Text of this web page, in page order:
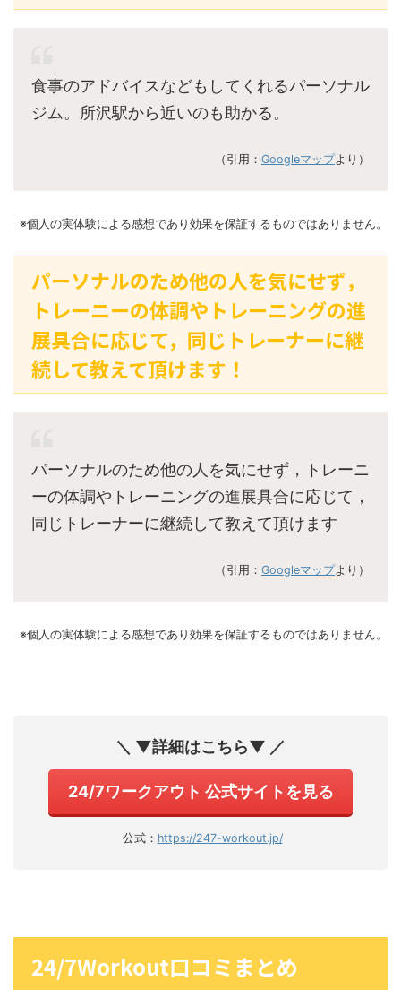
食事のアドバイスなどもしてくれるパーソナル
ジム。所沢駅から近いのも助かる。
（引用： Googleマップより）
※個人の実体験による感想であり効果を保証するものではありません。
パーソナルのため他の人を気にせず，
トレーニーの体調やトレーニングの進
展具合に応じて，同じトレーナーに継
続して教えて頂けます！
パーソナルのため他の人を気にせず，トレーニ
ーの体調やトレーニングの進展具合に応じて，
同じトレーナーに継続して教えて頂けます
（引用： Googleマップより）
※個人の実体験による感想であり効果を保証するものではありません。
＼ ▼詳細はこちら▼ ／
24/7ワークアウト 公式サイトを見る
公式： https://247-workout.jp/
24/7Workout口コミまとめ